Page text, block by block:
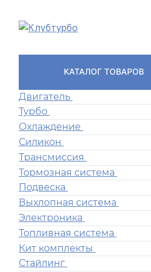
КАТАЛОГ ТОВАРОВ
Двигатель
Турбо
Охлаждение
Силикон
Трансмиссия
Тормозная система
Подвеска
Выхлопная система
Электроника
Топливная система
Кит комплекты
Стайлинг